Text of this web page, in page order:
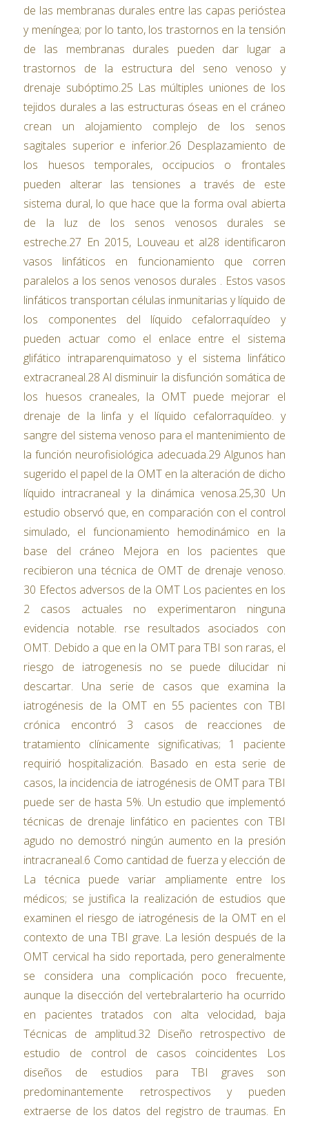
de las membranas durales entre las capas perióstea
y meníngea; por lo tanto, los trastornos en la tensión
de las membranas durales pueden dar lugar a
trastornos de la estructura del seno venoso y
drenaje subóptimo.25 Las múltiples uniones de los
tejidos durales a las estructuras óseas en el cráneo
crean un alojamiento complejo de los senos
sagitales superior e inferior.26 Desplazamiento de
los huesos temporales, occipucios o frontales
pueden alterar las tensiones a través de este
sistema dural, lo que hace que la forma oval abierta
de la luz de los senos venosos durales se
estreche.27 En 2015, Louveau et al28 identificaron
vasos linfáticos en funcionamiento que corren
paralelos a los senos venosos durales . Estos vasos
linfáticos transportan células inmunitarias y líquido de
los componentes del líquido cefalorraquídeo y
pueden actuar como el enlace entre el sistema
glifático intraparenquimatoso y el sistema linfático
extracraneal.28 Al disminuir la disfunción somática de
los huesos craneales, la OMT puede mejorar el
drenaje de la linfa y el líquido cefalorraquídeo. y
sangre del sistema venoso para el mantenimiento de
la función neurofisiológica adecuada.29 Algunos han
sugerido el papel de la OMT en la alteración de dicho
líquido intracraneal y la dinámica venosa.25,30 Un
estudio observó que, en comparación con el control
simulado, el funcionamiento hemodinámico en la
base del cráneo Mejora en los pacientes que
recibieron una técnica de OMT de drenaje venoso.
30 Efectos adversos de la OMT Los pacientes en los
2 casos actuales no experimentaron ninguna
evidencia notable. rse resultados asociados con
OMT. Debido a que en la OMT para TBI son raras, el
riesgo de iatrogenesis no se puede dilucidar ni
descartar. Una serie de casos que examina la
iatrogénesis de la OMT en 55 pacientes con TBI
crónica encontró 3 casos de reacciones de
tratamiento clínicamente significativas; 1 paciente
requirió hospitalización. Basado en esta serie de
casos, la incidencia de iatrogénesis de OMT para TBI
puede ser de hasta 5%. Un estudio que implementó
técnicas de drenaje linfático en pacientes con TBI
agudo no demostró ningún aumento en la presión
intracraneal.6 Como cantidad de fuerza y ​​elección de
La técnica puede variar ampliamente entre los
médicos; se justifica la realización de estudios que
examinen el riesgo de iatrogénesis de la OMT en el
contexto de una TBI grave. La lesión después de la
OMT cervical ha sido reportada, pero generalmente
se considera una complicación poco frecuente,
aunque la disección del vertebralarterio ha ocurrido
en pacientes tratados con alta velocidad, baja
Técnicas de amplitud.32 Diseño retrospectivo de
estudio de control de casos coincidentes Los
diseños de estudios para TBI graves son
predominantemente retrospectivos y pueden
extraerse de los datos del registro de traumas. En